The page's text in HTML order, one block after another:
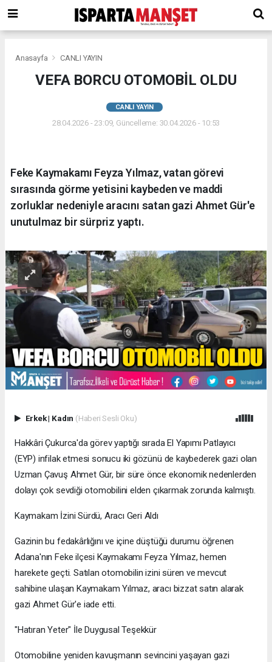
Anasayfa CANLI YAYIN
VEFA BORCU OTOMOBİL OLDU
CANLI YAYIN
28.04.2026 - 23:09, Güncelleme: 30.04.2026 - 10:53
Feke Kaymakamı Feyza Yılmaz, vatan görevi
sırasında görme yetisini kaybeden ve maddi
zorluklar nedeniyle aracını satan gazi Ahmet Gür'e
unutulmaz bir sürpriz yaptı.
Erkek| Kadın (Haberi Sesli Oku)
Hakkâri Çukurca'da görev yaptığı sırada El Yapımı Patlayıcı
(EYP) infilak etmesi sonucu iki gözünü de kaybederek gazi olan
Uzman Çavuş Ahmet Gür, bir süre önce ekonomik nedenlerden
dolayı çok sevdiği otomobilini elden çıkarmak zorunda kalmıştı.
Kaymakam İzini Sürdü, Aracı Geri Aldı
Gazinin bu fedakârlığını ve içine düştüğü durumu öğrenen
Adana'nın Feke ilçesi Kaymakamı Feyza Yılmaz, hemen
harekete geçti. Satılan otomobilin izini süren ve mevcut
sahibine ulaşan Kaymakam Yılmaz, aracı bizzat satın alarak
gazi Ahmet Gür'e iade etti.
"Hatıran Yeter" İle Duygusal Teşekkür
Otomobiline yeniden kavuşmanın sevincini yaşayan gazi